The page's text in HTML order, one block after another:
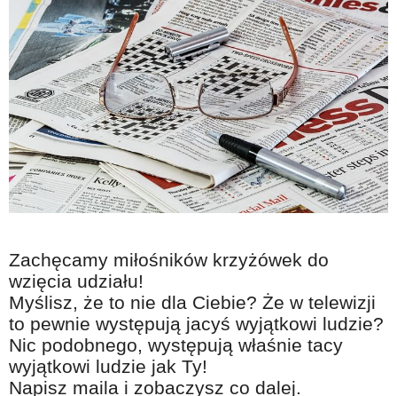
Zachęcamy miłośników krzyżówek do
wzięcia udziału!
Myślisz, że to nie dla Ciebie? Że w telewizji
to pewnie występują jacyś wyjątkowi ludzie?
Nic podobnego, występują właśnie tacy
wyjątkowi ludzie jak Ty!
Napisz maila i zobaczysz co dalej.